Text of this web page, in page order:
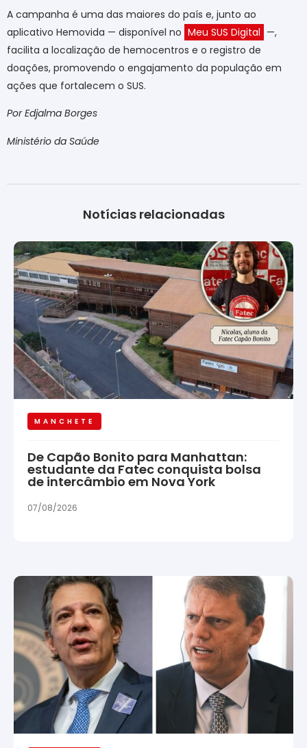
A campanha é uma das maiores do país e, junto ao
aplicativo Hemovida — disponível no Meu SUS Digital —,
facilita a localização de hemocentros e o registro de
doações, promovendo o engajamento da população em
ações que fortalecem o SUS.
Por Edjalma Borges
Ministério da Saúde
Notícias relacionadas
MANCHETE
De Capão Bonito para Manhattan:
estudante da Fatec conquista bolsa
de intercâmbio em Nova York
07/08/2026